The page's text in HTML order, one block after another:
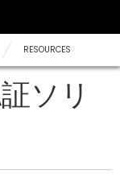
RESOURCES
ソリ